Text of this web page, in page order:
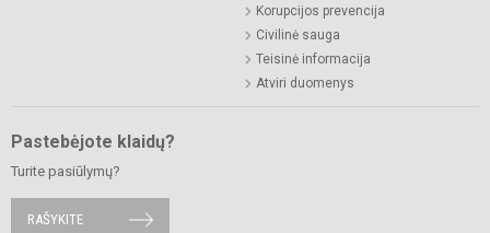
Korupcijos prevencija
Civilinė sauga
Teisinė informacija
Atviri duomenys
Pastebėjote klaidų?
Turite pasiūlymų?
RAŠYKITE